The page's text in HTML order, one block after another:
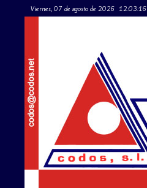
Viernes, 07 de agosto de 2026 12:03:17